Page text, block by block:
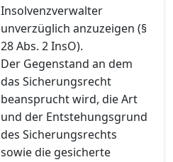
Insolvenzverwalter
unverzüglich anzuzeigen (§
28 Abs. 2 InsO).
Der Gegenstand an dem
das Sicherungsrecht
beansprucht wird, die Art
und der Entstehungsgrund
des Sicherungsrechts
sowie die gesicherte